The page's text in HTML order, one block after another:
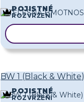
POJISTNÉ
ROZVRŽENÍ
BW 1 (Black & White)
POJISTNÉ
ROZVRŽENÍ